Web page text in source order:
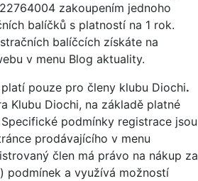
zakoupením jednoho
balíčků s platností na 1 rok.
balíčcích získáte na
v menu Blog aktuality.
platí pouze pro členy klubu Diochi.
Klubu Diochi, na základě platné
podmínky registrace jsou
prodávajícího v menu
člen má právo na nákup za
podmínek a využívá možností